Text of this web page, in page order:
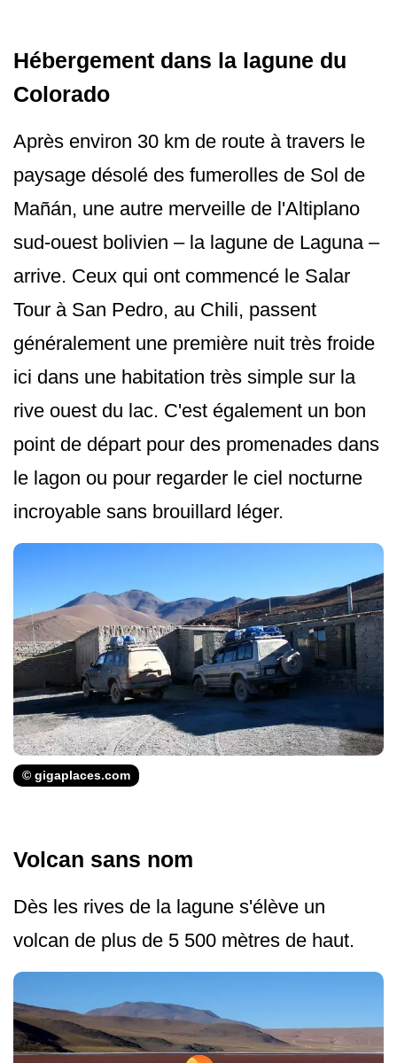
Hébergement dans la lagune du
Colorado
Après environ 30 km de route à travers le
paysage désolé des fumerolles de Sol de
Mañán, une autre merveille de l'Altiplano
sud-ouest bolivien – la lagune de Laguna –
arrive. Ceux qui ont commencé le Salar
Tour à San Pedro, au Chili, passent
généralement une première nuit très froide
ici dans une habitation très simple sur la
rive ouest du lac. C'est également un bon
point de départ pour des promenades dans
le lagon ou pour regarder le ciel nocturne
incroyable sans brouillard léger.
© gigaplaces.com
Volcan sans nom
Dès les rives de la lagune s'élève un
volcan de plus de 5 500 mètres de haut.